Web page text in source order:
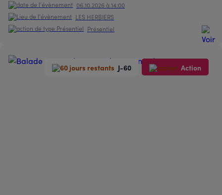
06.10.2026 à 14:00
LES HERBIERS
Présentiel
J-60 Action